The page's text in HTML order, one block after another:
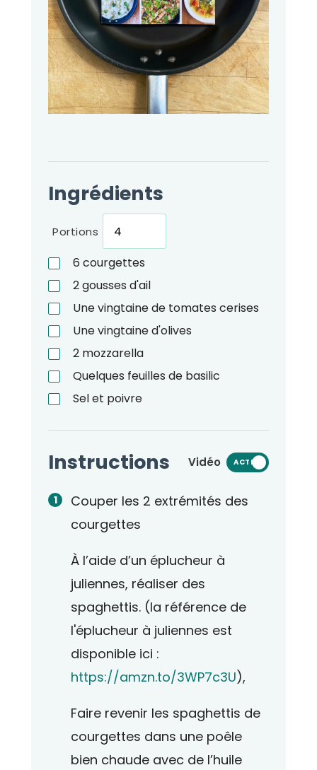
Ingrédients
Portions
6 courgettes
2gousses d'ail
Une vingtaine de tomates cerises
Une vingtaine d'olives
2 mozzarella
Quelques feuilles de basilic
Sel et poivre
Instructions Vidéo ACTIVÉ
Couper les 2 extrémités des
courgettes
À l’aide d’un éplucheur à
juliennes, réaliser des
spaghettis. (la référence de
l'éplucheur à juliennes est
disponible ici :
https://amzn.to/3WP7c3U),
Faire revenir les spaghettis de
courgettes dans une poêle
bien chaude avec de l’huile